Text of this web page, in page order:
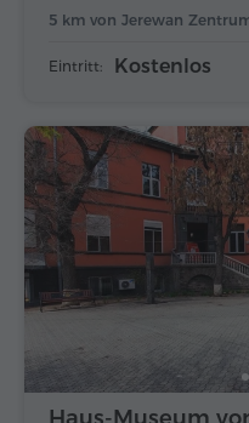
5 km von Jerewan
Eintritt: Kostenlos